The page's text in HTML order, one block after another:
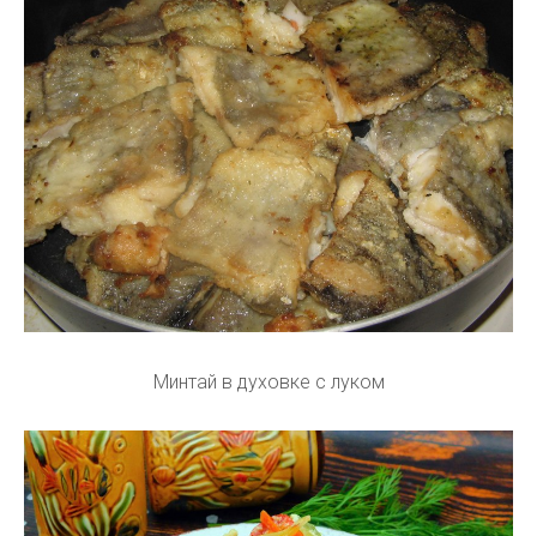
Минтай в духовке с луком